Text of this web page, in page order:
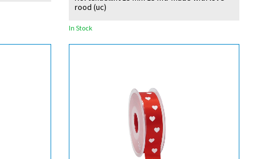
rood (uc)
In Stock